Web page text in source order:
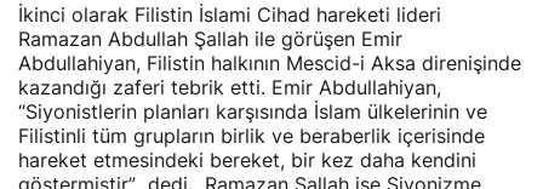
İkinci olarak Filistin İslami Cihad hareketi lideri
Ramazan Abdullah Şallah ile görüşen Emir
Abdullahiyan, Filistin halkının Mescid-i Aksa direnişinde
kazandığı zaferi tebrik etti. Emir Abdullahiyan,
“Siyonistlerin planları karşısında İslam ülkelerinin ve
Filistinli tüm grupların birlik ve beraberlik içerisinde
hareket etmesindeki bereket, bir kez daha kendini
göstermiştir” dedi. Ramazan Şallah ise Siyonizme